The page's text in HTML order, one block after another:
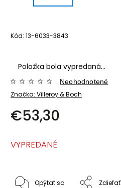
Kód: 13-6033-3843
Položka bola vypredaná…
Značka: Villeroy & Boch
Neohodnotené
€53,30
VYPREDANÉ
Opýtať sa Zdieľať